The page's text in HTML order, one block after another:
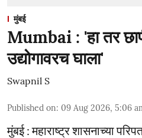
मुंबई
Mumbai : 'हा तर
उद्योगावरच घाला'
Swapnil S
Published on: 09 Aug 2026, 5:06
मुंबई : महाराष्ट्र शासनाच्या